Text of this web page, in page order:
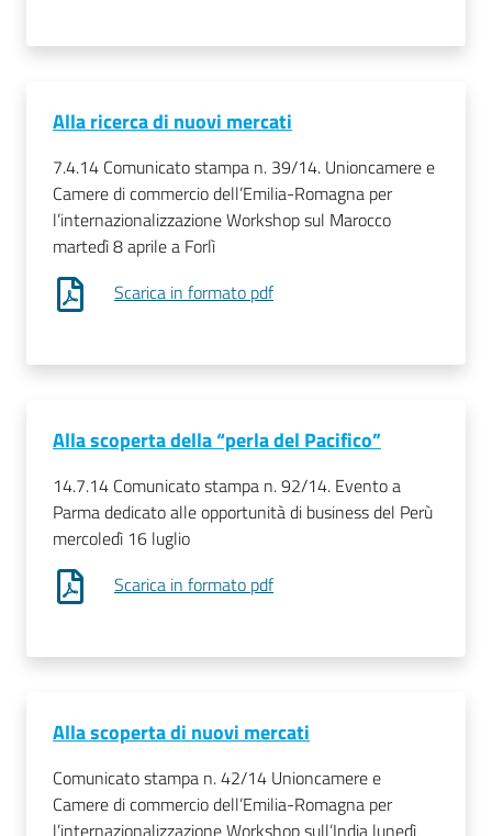
Alla ricerca di nuovi mercati
7.4.14 Comunicato stampa n. 39/14. Unioncamere e
Camere di commercio dell’Emilia-Romagna per
l’internazionalizzazione Workshop sul Marocco
martedì 8 aprile a Forlì
Scarica in formato pdf
Alla scoperta della “perla del Pacifico”
14.7.14 Comunicato stampa n. 92/14. Evento a
Parma dedicato alle opportunità di business del Perù
mercoledì 16 luglio
Scarica in formato pdf
Alla scoperta di nuovi mercati
Comunicato stampa n. 42/14 Unioncamere e
Camere di commercio dell’Emilia-Romagna per
l’internazionalizzazione Workshop sull’India lunedì